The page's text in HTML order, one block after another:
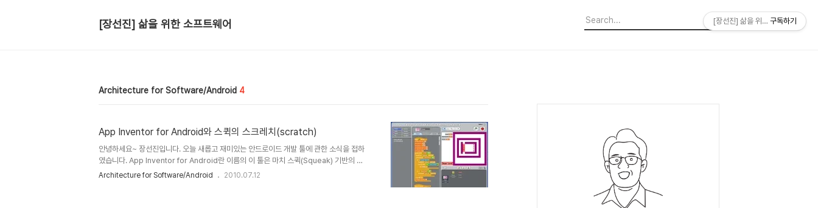
[장선진] 삶을 위한 소프트웨어
Architecture for Software/Android 4
App Inventor for Android와 스퀵의 스크레치(scratch)
안녕하세요~ 장선진입니다. 오늘 새롭고 재미있는 안드로이드 개발 툴에 관한 소식을 접하
였습니다. App Inventor for Android란 이름의 이 툴은 마치 스퀵(Squeak) 기반의 스
크레치(scratch) 프로그램과 같이 안드로이드 프로그래밍을 할 수 있도록 구성되어 있습
Architecture for Software/Android 2010.07.12
[장선진] 삶을 위한 소프트웨어
구독하기